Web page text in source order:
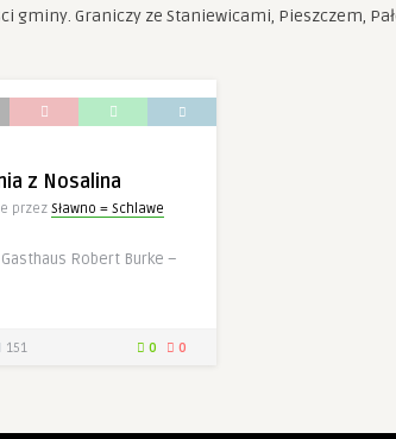
gminy. Graniczy ze Staniewicami, Pieszczem,
z Nosalina
przez Sławno = Schlawe
Robert Burke –
151 0 0